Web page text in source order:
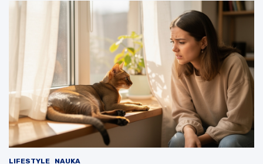
LIFESTYLE NAUKA